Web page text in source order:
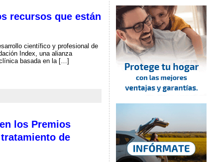
recursos que están
científico y profesional de
Index, una alianza
basada en la […]
los Premios
de